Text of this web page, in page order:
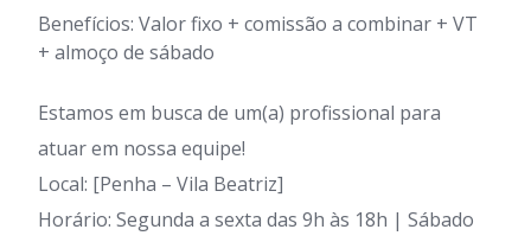
Benefícios: Valor fixo + comissão a combinar + VT
+ almoço de sábado
Estamos em busca de um(a) profissional para
atuar em nossa equipe!
Local: [Penha – Vila Beatriz]
Horário: Segunda a sexta das 9h às 18h | Sábado